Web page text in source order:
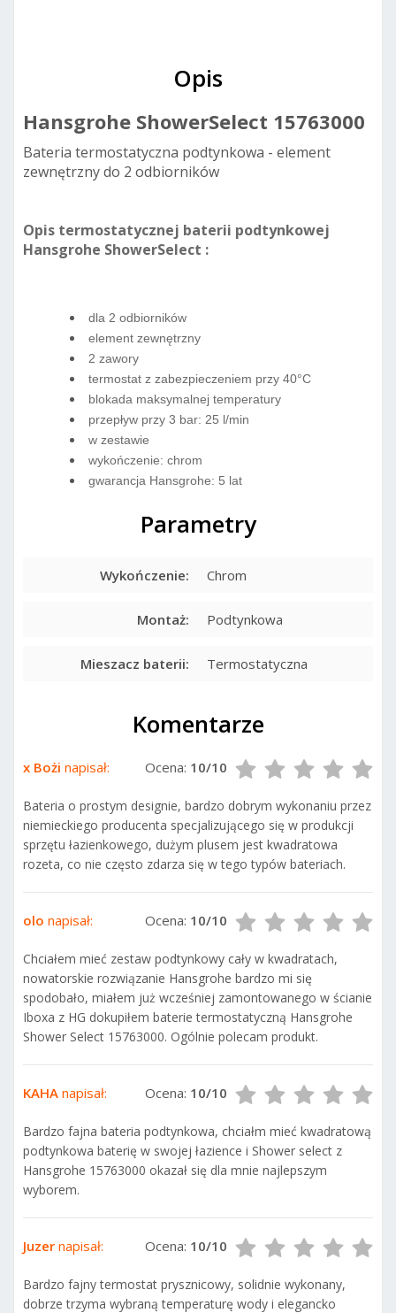
Opis
Hansgrohe ShowerSelect 15763000
Bateria termostatyczna podtynkowa - element
zewnętrzny do 2 odbiorników
Opis termostatycznej baterii podtynkowej
Hansgrohe ShowerSelect :
dla 2 odbiorników
element zewnętrzny
2 zawory
termostat z zabezpieczeniem przy 40°C
blokada maksymalnej temperatury
przepływ przy 3 bar: 25 l/min
w zestawie
wykończenie: chrom
gwarancja Hansgrohe: 5 lat
Parametry
Wykończenie: Chrom
Montaż: Podtynkowa
Mieszacz baterii: Termostatyczna
Komentarze
x Bożi napisał: Ocena: 10/10
Bateria o prostym designie, bardzo dobrym wykonaniu przez
niemieckiego producenta specjalizującego się w produkcji
sprzętu łazienkowego, dużym plusem jest kwadratowa
rozeta, co nie często zdarza się w tego typów bateriach.
olo napisał: Ocena: 10/10
Chciałem mieć zestaw podtynkowy cały w kwadratach,
nowatorskie rozwiązanie Hansgrohe bardzo mi się
spodobało, miałem już wcześniej zamontowanego w ścianie
Iboxa z HG dokupiłem baterie termostatyczną Hansgrohe
Shower Select 15763000. Ogólnie polecam produkt.
KAHA napisał: Ocena: 10/10
Bardzo fajna bateria podtynkowa, chciałm mieć kwadratową
podtynkowa baterię w swojej łazience i Shower select z
Hansgrohe 15763000 okazał się dla mnie najlepszym
wyborem.
Juzer napisał: Ocena: 10/10
Bardzo fajny termostat prysznicowy, solidnie wykonany,
dobrze trzyma wybraną temperaturę wody i elegancko